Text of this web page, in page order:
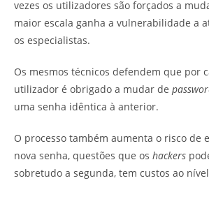
vezes os utilizadores são forçados a
maior escala ganha a vulnerabilidade a
os especialistas.
Os mesmos técnicos defendem que por
utilizador é obrigado a mudar de
uma senha idêntica à anterior.
O processo também aumenta o risco de
nova senha, questões que os hackers
sobretudo a segunda, tem custos ao